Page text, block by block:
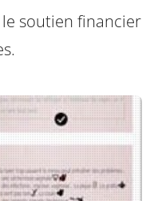
le soutien financier